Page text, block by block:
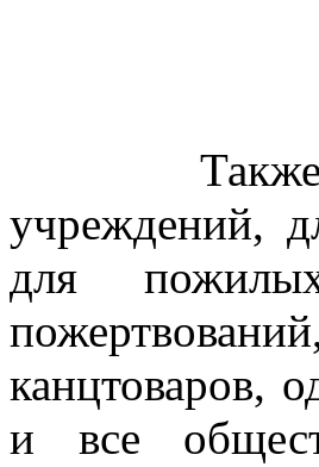
Также в
учреждений,
для
канцтоваров,
и все